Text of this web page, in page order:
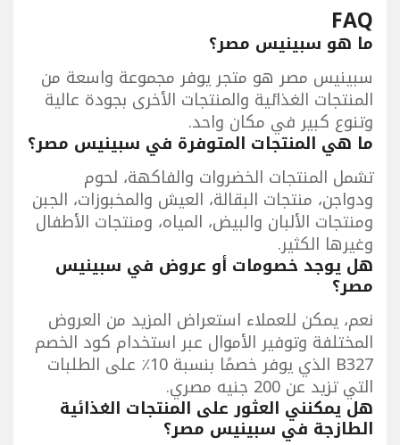
FAQ
ما هو سبينيس مصر؟
سبينيس مصر هو متجر يوفر مجموعة واسعة من
المنتجات الغذائية والمنتجات الأخرى بجودة عالية
وتنوع كبير في مكان واحد.
ما هي المنتجات المتوفرة في سبينيس مصر؟
تشمل المنتجات الخضروات والفاكهة، لحوم
ودواجن، منتجات البقالة، العيش والمخبوزات، الجبن
ومنتجات الألبان والبيض، المياه، ومنتجات الأطفال
وغيرها الكثير.
هل يوجد خصومات أو عروض في سبينيس
مصر؟
نعم، يمكن للعملاء استعراض المزيد من العروض
المختلفة وتوفير الأموال عبر استخدام كود الخصم
B327 الذي يوفر خصمًا بنسبة 10٪ على الطلبات
التي تزيد عن 200 جنيه مصري.
هل يمكنني العثور على المنتجات الغذائية
الطازجة في سبينيس مصر؟